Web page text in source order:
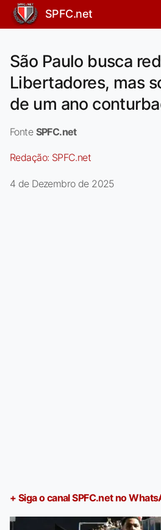
SPFC.net
São Paulo busca
Libertadores, mas
de um ano
Fonte SPFC.net
Redação: SPFC.net
4 de Dezembro de 2025
+ Siga o canal SPFC.net no